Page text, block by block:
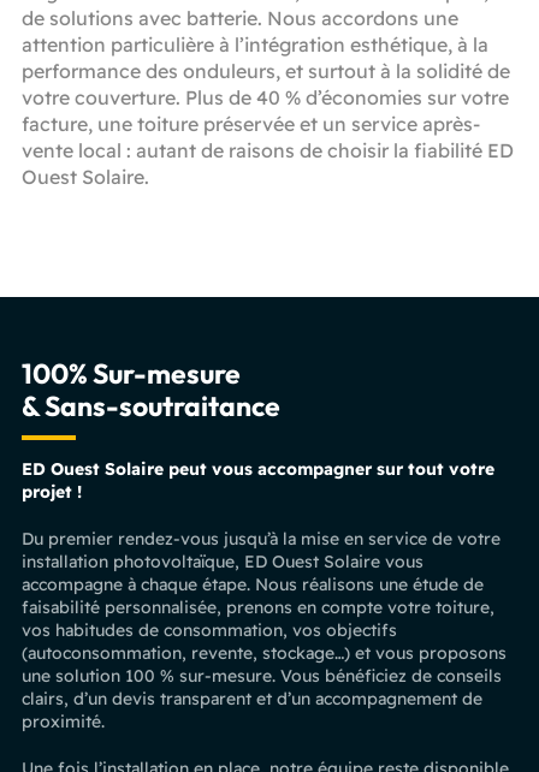
de solutions avec batterie. Nous accordons une
attention particulière à l’intégration esthétique, à la
performance des onduleurs, et surtout à la solidité de
votre couverture. Plus de 40 % d’économies sur votre
facture, une toiture préservée et un service après-
vente local : autant de raisons de choisir la fiabilité ED
Ouest Solaire.
100% Sur-mesure
& Sans-soutraitance
ED Ouest Solaire peut vous accompagner sur tout votre
projet !
Du premier rendez-vous jusqu’à la mise en service de votre
installation photovoltaïque, ED Ouest Solaire vous
accompagne à chaque étape. Nous réalisons une étude de
faisabilité personnalisée, prenons en compte votre toiture,
vos habitudes de consommation, vos objectifs
(autoconsommation, revente, stockage…) et vous proposons
une solution 100 % sur-mesure. Vous bénéficiez de conseils
clairs, d’un devis transparent et d’un accompagnement de
proximité.